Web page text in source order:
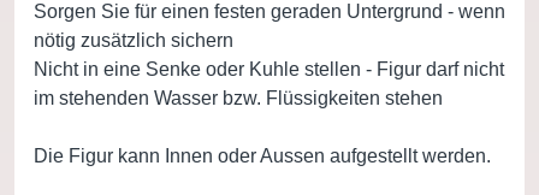
Sorgen Sie für einen festen geraden Untergrund - wenn
nötig zusätzlich sichern
Nicht in eine Senke oder Kuhle stellen - Figur darf nicht
im stehenden Wasser bzw. Flüssigkeiten stehen
Die Figur kann Innen oder Aussen aufgestellt werden.